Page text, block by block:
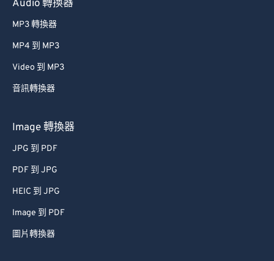
Audio 轉換器
MP3 轉換器
MP4 到 MP3
Video 到 MP3
音訊轉換器
Image 轉換器
JPG 到 PDF
PDF 到 JPG
HEIC 到 JPG
Image 到 PDF
圖片轉換器